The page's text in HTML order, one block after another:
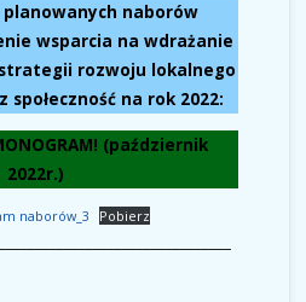
naborów
wsparcia na wdrażanie
rozwoju lokalnego
na rok 2022:
(październik
2022r.)
naborów_3 Pobierz